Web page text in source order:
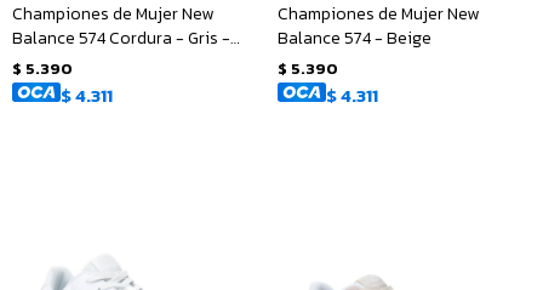
Championes de Mujer New
Balance 574 Cordura - Gris -
Blanco
$ 5.390
$4.311
Championes de Mujer New
Balance 574 - Beige
$ 5.390
$4.311